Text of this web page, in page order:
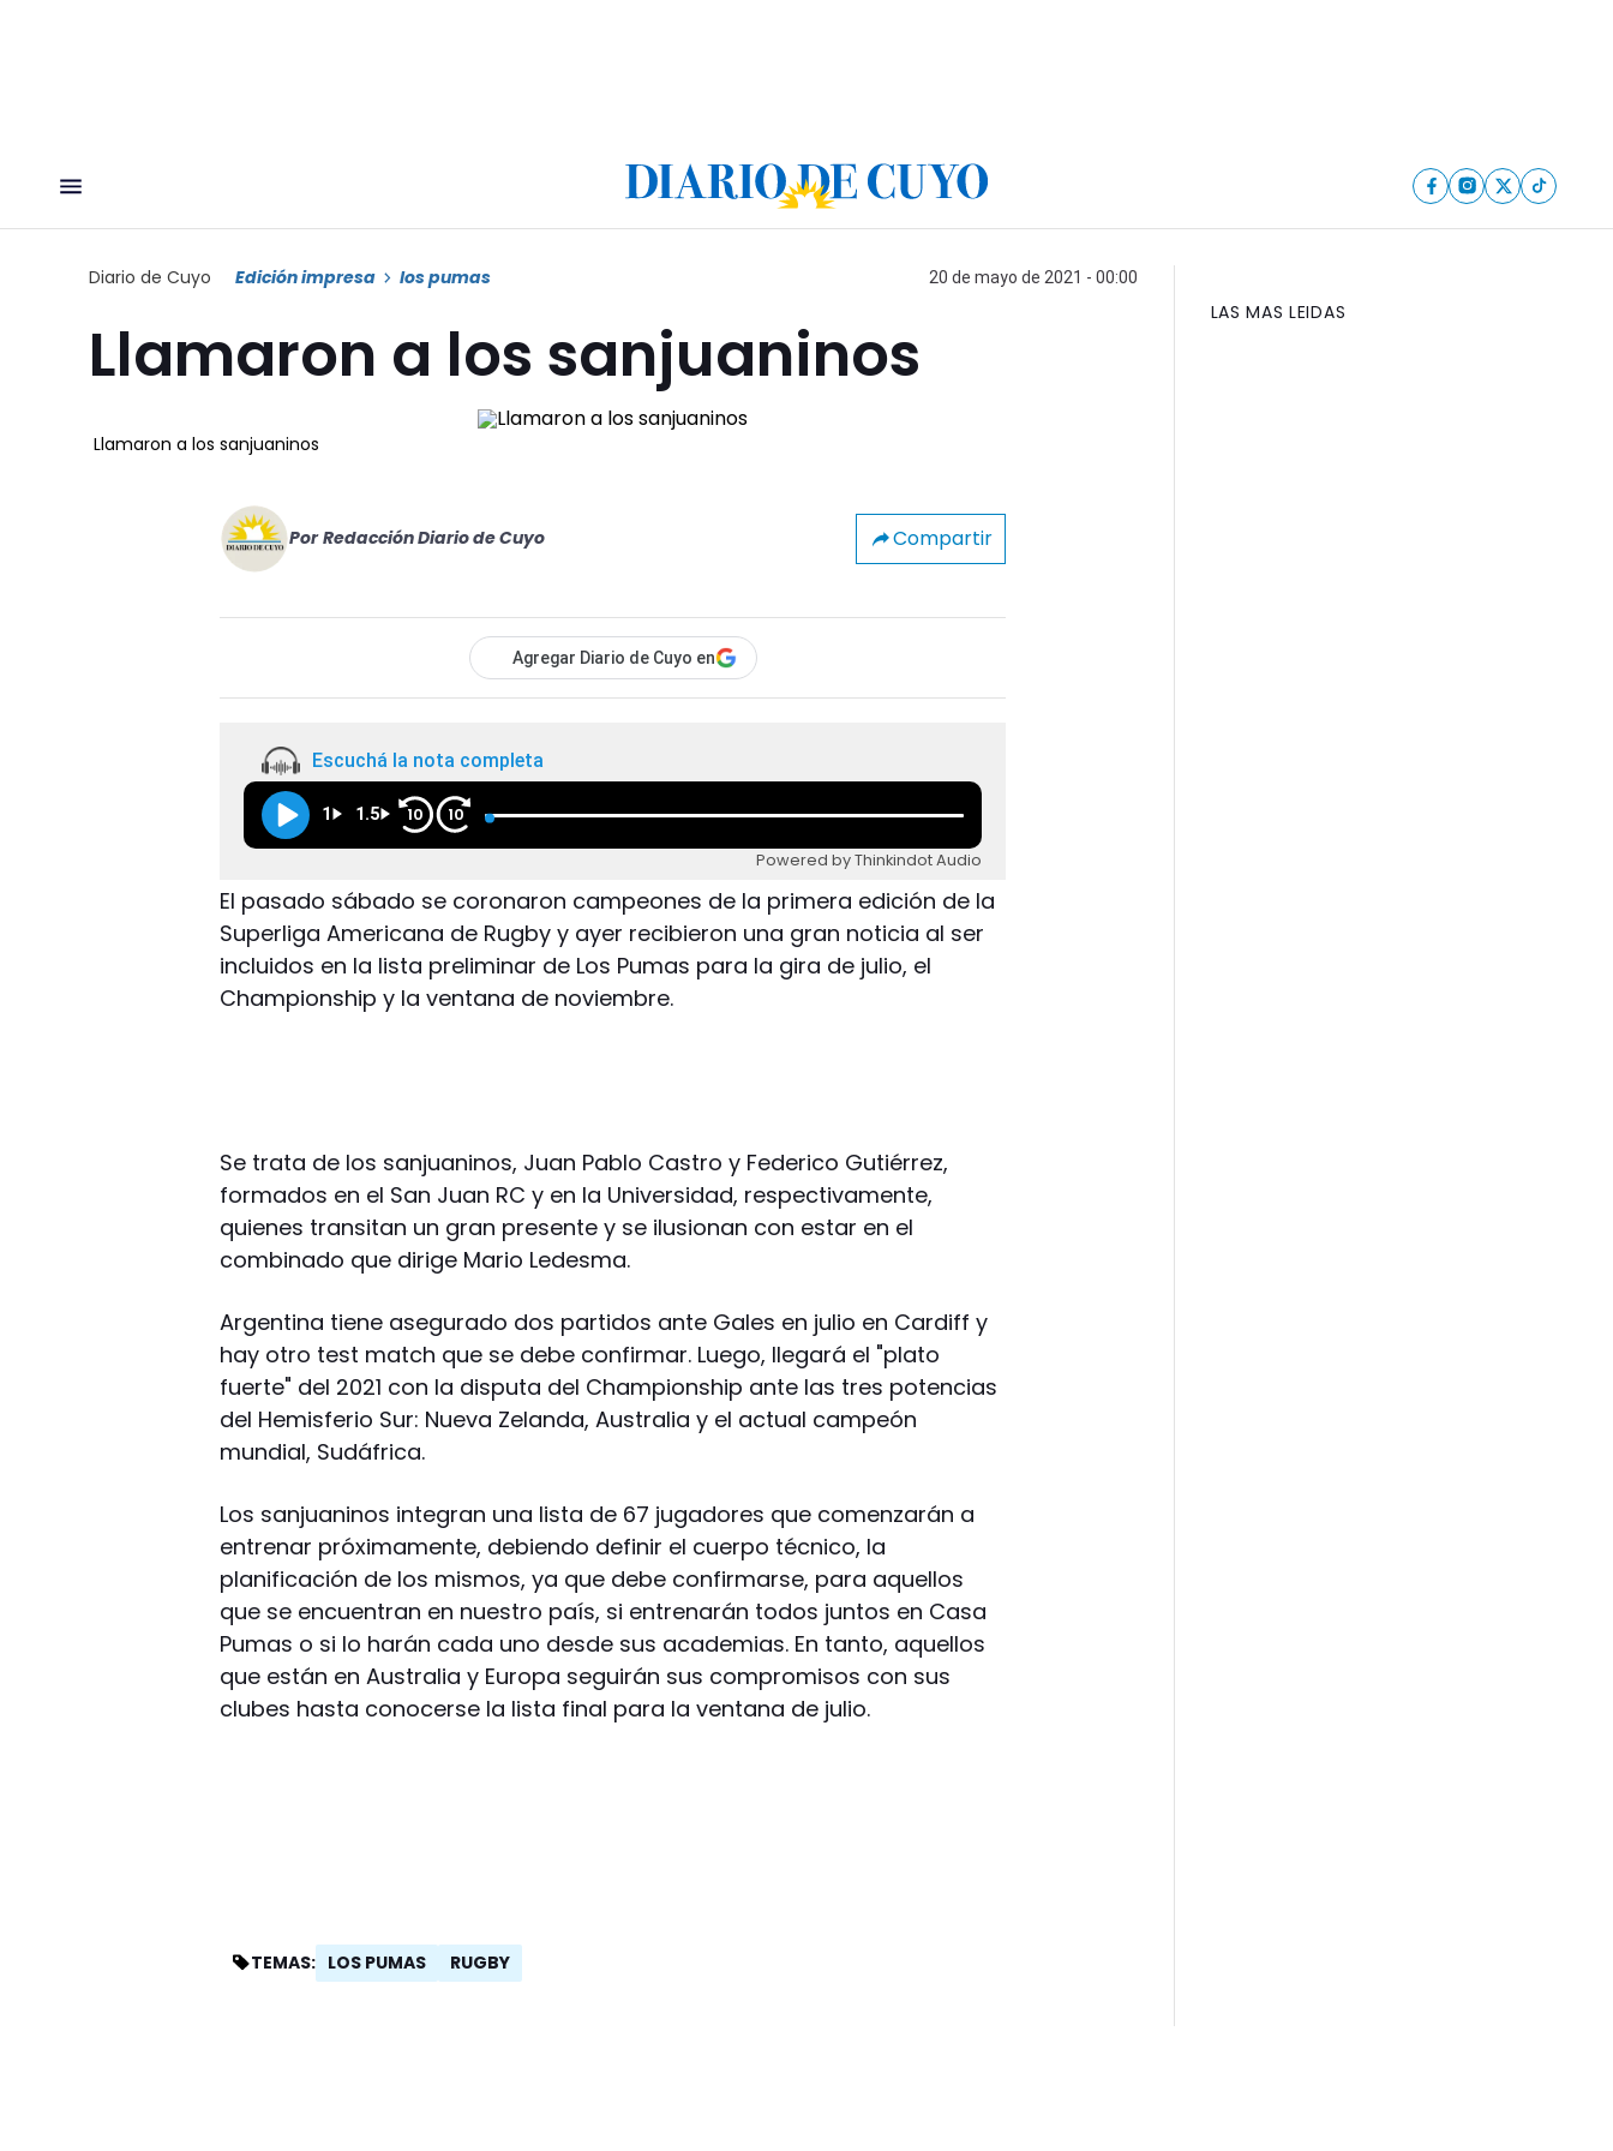
Diario de Cuyo Edición impresa los pumas 20 de mayo de 2021 - 00:00
Llamaron a los sanjuaninos
Llamaron a los sanjuaninos
Por Redacción Diario de Cuyo Compartir
Agregar Diario de Cuyo en
Escuchá la nota completa
1 1.5 10 10
Powered by Thinkindot Audio
El pasado sábado se coronaron campeones de la primera edición de la
Superliga Americana de Rugby y ayer recibieron una gran noticia al ser
incluidos en la lista preliminar de Los Pumas para la gira de julio, el
Championship y la ventana de noviembre.
Se trata de los sanjuaninos, Juan Pablo Castro y Federico Gutiérrez,
formados en el San Juan RC y en la Universidad, respectivamente,
quienes transitan un gran presente y se ilusionan con estar en el
combinado que dirige Mario Ledesma.
Argentina tiene asegurado dos partidos ante Gales en julio en Cardiff y
hay otro test match que se debe confirmar. Luego, llegará el "plato
fuerte" del 2021 con la disputa del Championship ante las tres potencias
del Hemisferio Sur: Nueva Zelanda, Australia y el actual campeón
mundial, Sudáfrica.
Los sanjuaninos integran una lista de 67 jugadores que comenzarán a
entrenar próximamente, debiendo definir el cuerpo técnico, la
planificación de los mismos, ya que debe confirmarse, para aquellos
que se encuentran en nuestro país, si entrenarán todos juntos en Casa
Pumas o si lo harán cada uno desde sus academias. En tanto, aquellos
que están en Australia y Europa seguirán sus compromisos con sus
clubes hasta conocerse la lista final para la ventana de julio.
TEMAS: LOS PUMAS RUGBY
LAS MAS LEIDAS